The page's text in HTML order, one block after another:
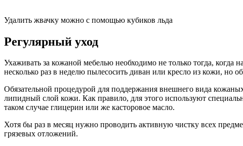
Удалить жвачку можно с помощью кубиков льда
Регулярный уход
Ухаживать за кожаной мебелью необходимо не только тогда, когда
несколько раз в неделю пылесосить диван или кресло из кожи, но
Обязательной процедурой для поддержания внешнего вида
липидный слой кожи. Как правило, для этого используют
таком случае глицерин или же касторовое масло.
Хотя бы раз в месяц нужно проводить активную чистку всех
грязевых отложений.